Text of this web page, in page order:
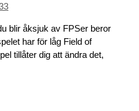
blir åksjuk av FPSer beror
har för låg Field of
tillåter dig att ändra det,